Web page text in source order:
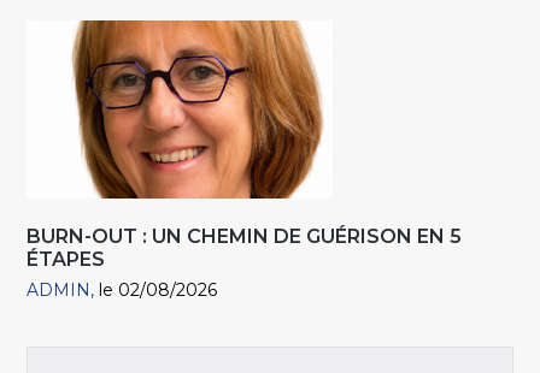
BURN-OUT : UN CHEMIN DE GUÉRISON EN 5
ÉTAPES
ADMIN le 02/08/2026